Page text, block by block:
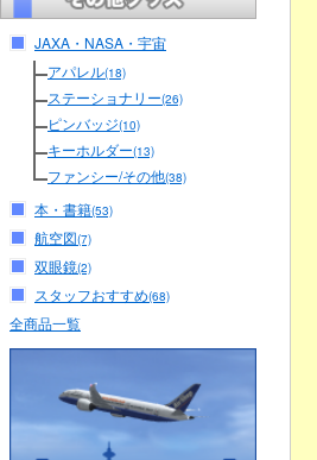
JAXA・NASA・宇宙
アパレル(18)
ステーショナリー(26)
ピンバッジ(10)
キーホルダー(13)
ファンシー/その他(38)
本・書籍(53)
航空図(7)
双眼鏡(2)
スタッフおすすめ(68)
全商品一覧